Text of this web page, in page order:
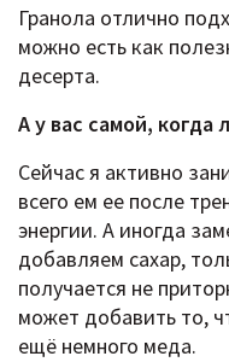
Гранола отлично
можно есть как
десерта.
А у вас самой,
Сейчас я активно
всего ем ее после
энергии. А иногда
добавляем сахар,
получается не
может добавить то,
ещё немного меда.